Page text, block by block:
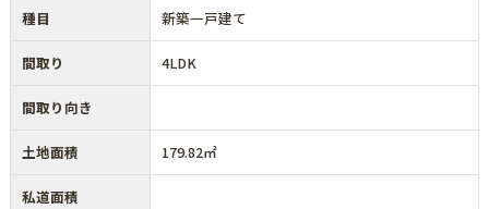
種目 新築一戸建て
間取り 4LDK
間取り向き
土地面積 179.82㎡
私道面積